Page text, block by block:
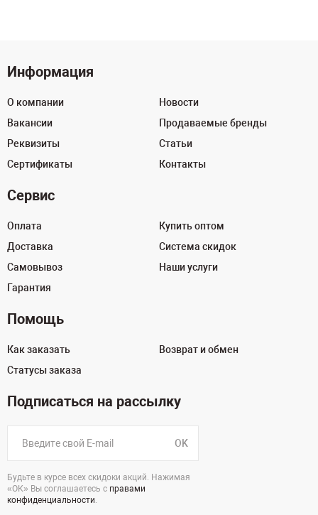
Информация
О компании
Вакансии
Реквизиты
Сертификаты
Новости
Продаваемые бренды
Статьи
Контакты
Сервис
Оплата
Доставка
Самовывоз
Гарантия
Купить оптом
Система скидок
Наши услуги
Помощь
Как заказать
Статусы заказа
Возврат и обмен
Подписаться на рассылку
OK
Будьте в курсе всех скидоки акций. Нажимая
«ОК» Вы соглашаетесь с правами
конфиденциальности.